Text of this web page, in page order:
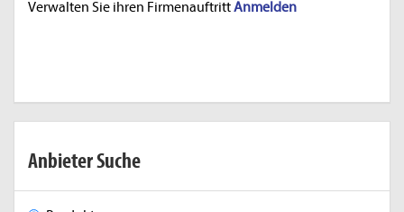
Verwalten Sie ihren FirmenauftrittAnmelden
Anbieter Suche